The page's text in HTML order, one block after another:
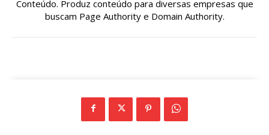
Conteúdo. Produz conteúdo para diversas empresas que
buscam Page Authority e Domain Authority.